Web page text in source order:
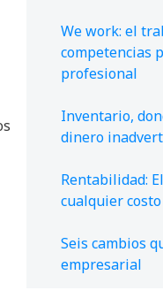
We work: el
competencias
profesional
Inventario,
dinero
Rentabilidad:
cualquier costo
Seis cambios
empresarial